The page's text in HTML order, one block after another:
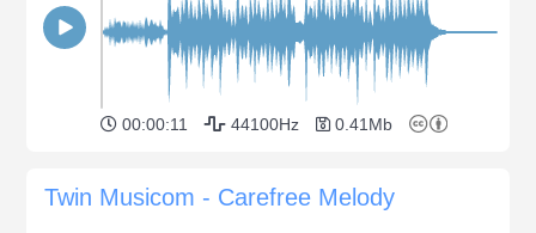
00:00:11 44100Hz 0.41Mb
Twin Musicom - Carefree Melody